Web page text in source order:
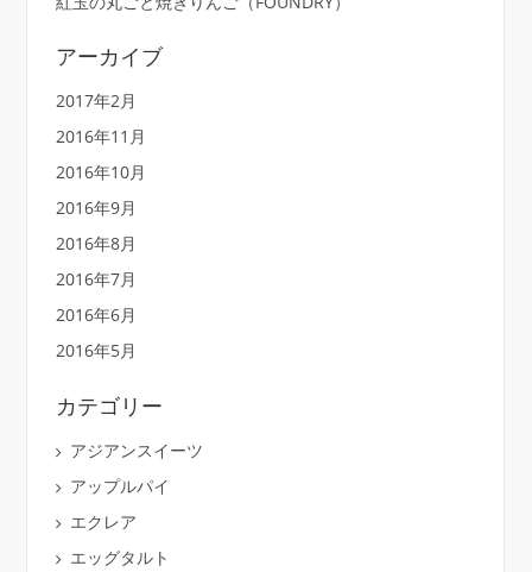
アーカイブ
2017年2月
2016年11月
2016年10月
2016年9月
2016年8月
2016年7月
2016年6月
2016年5月
カテゴリー
アジアンスイーツ
アップルパイ
エクレア
エッグタルト